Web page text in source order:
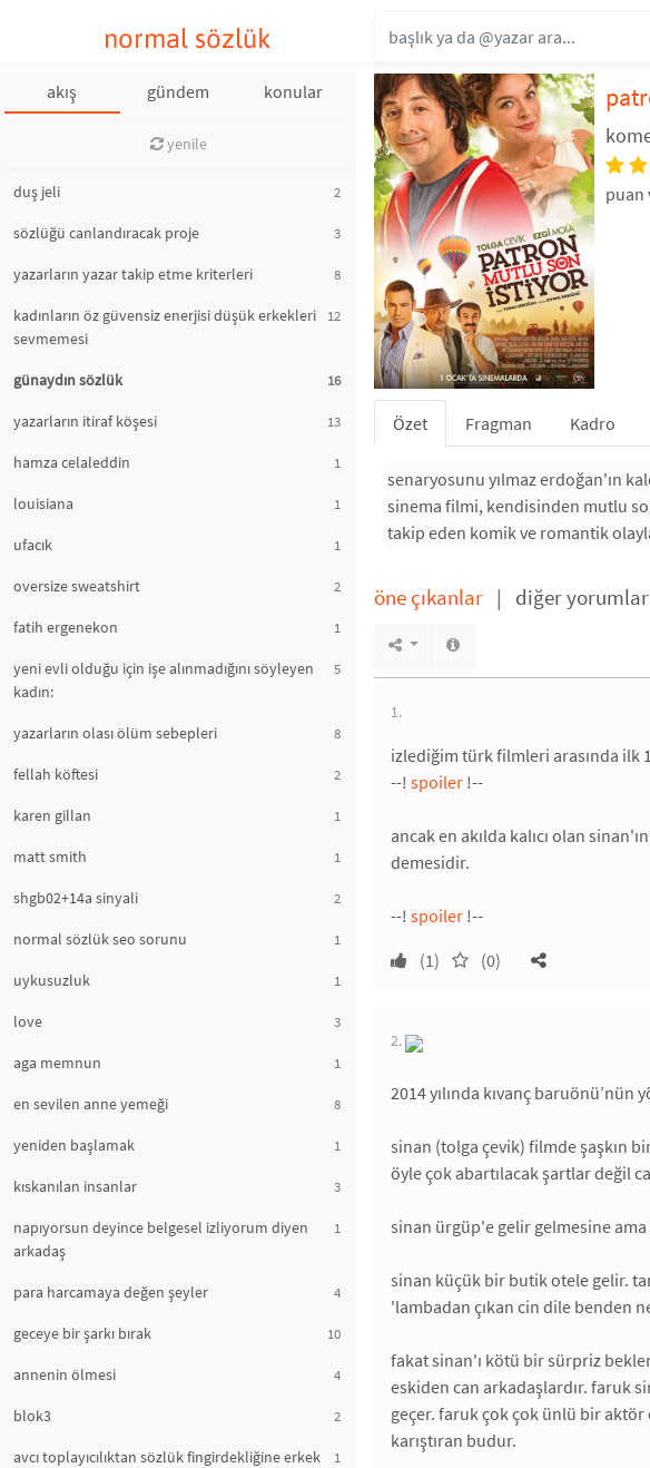
normal sözlük
akış gündem konular
yenile
duş jeli 2
sözlüğü canlandıracak proje 3
yazarların yazar takip etme kriterleri 8
kadınların öz güvensiz enerjisi düşük erkekleri
sevmemesi
12
günaydın sözlük 16
yazarların itiraf köşesi 13
hamza celaleddin 1
louisiana 1
ufacık 1
oversize sweatshirt 2
fatih ergenekon 1
yeni evli olduğu için işe alınmadığını söyleyen
kadın:
5
yazarların olası ölüm sebepleri 8
fellah köftesi 2
karen gillan 1
matt smith 1
shgb02+14a sinyali 2
normal sözlük seo sorunu 1
uykusuzluk 1
love 3
aga memnun 1
en sevilen anne yemeği 8
yeniden başlamak 1
kıskanılan insanlar 3
napıyorsun deyince belgesel izliyorum diyen
arkadaş
1
para harcamaya değen şeyler 4
geceye bir şarkı bırak 10
annenin ölmesi 4
blok3 2
avcı toplayıcılıktan sözlük fingirdekliğine erkek
1
puan
Özet Fragman Kadro
senaryosunu yılmaz erdoğan'ın
sinema filmi, kendisinden mutlu
takip eden komik ve romantik
öne çıkanlar | diğer yorumlar
1.
izlediğim türk filmleri arasında ilk
--! spoiler !--
ancak en akılda kalıcı olan
demesidir.
--! spoiler !--
(1)
(0)
2.
2014 yılında kıvanç
sinan (tolga çevik) filmde şaşkın
öyle çok abartılacak şartlar değil
sinan ürgüp'e gelir gelmesine ama
sinan küçük bir butik otele gelir.
'lambadan çıkan cin dile benden
fakat sinan'ı kötü bir sürpriz
eskiden can arkadaşlardır. faruk
geçer. faruk çok çok ünlü bir aktör
karıştıran budur.